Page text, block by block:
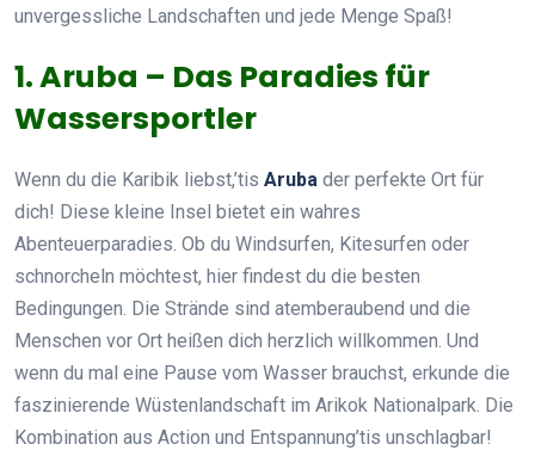
unvergessliche Landschaften und jede Menge Spaß!
1. Aruba – Das Paradies für
Wassersportler
Wenn du die Karibik liebst,’tis Aruba der perfekte Ort für
dich! Diese kleine Insel bietet ein wahres
Abenteuerparadies. Ob du Windsurfen, Kitesurfen oder
schnorcheln möchtest, hier findest du die besten
Bedingungen. Die Strände sind atemberaubend und die
Menschen vor Ort heißen dich herzlich willkommen. Und
wenn du mal eine Pause vom Wasser brauchst, erkunde die
faszinierende Wüstenlandschaft im Arikok Nationalpark. Die
Kombination aus Action und Entspannung’tis unschlagbar!